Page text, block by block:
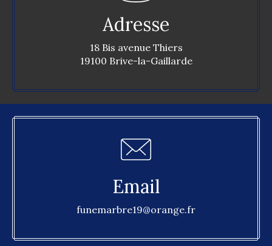
Adresse
18 Bis avenue Thiers
19100 Brive-la-Gaillarde
Email
funemarbre19@orange.fr